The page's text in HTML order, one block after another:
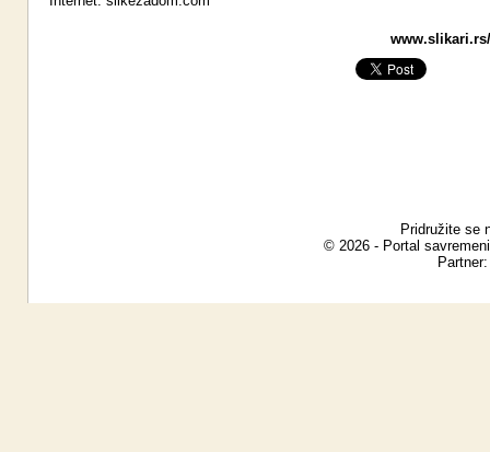
Pridružite se
© 2026 - Portal